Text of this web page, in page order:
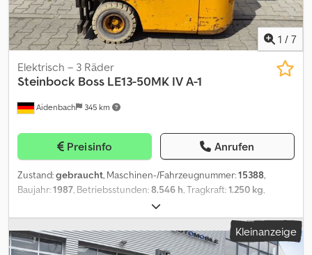
Au & Neu Abnahme 950 euro Csdpfsw Hihwjx Abzorf Mwst
ausweisbar
1 / 7
Aidenbach 345 km
Elektrisch – 3 Räder
Steinbock Boss LE13-50MK IV A-1
Preisinfo Anrufen
Zustand:gebraucht, Maschinen-/Fahrzeugnummer:15388,
Baujahr:1987 , Betriebsstunden:8.546 h , Tragkraft:1.250 kg
1.450 mm
Gabellänge:1.150 mm, Vorderreifengröße:18x7-8 Ca. 80%,
Hinterreifengröße:18x7-8 Ca. 80%, Gesamtgewicht:2.460 kg,
Motortyp: Elektro, Hersteller: Steinbock Boss Cjdpfozp Tbwex
Kleinanzeige